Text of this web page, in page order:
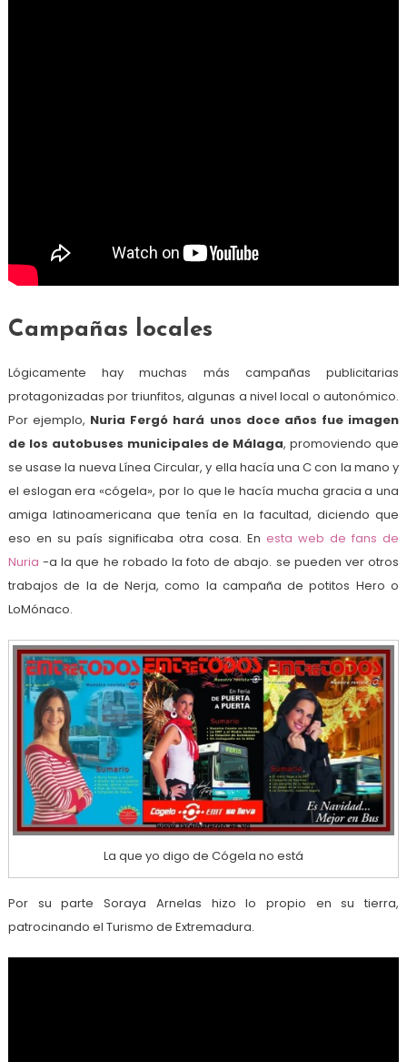
Campañas locales
Lógicamente hay muchas más campañas publicitarias
protagonizadas por triunfitos, algunas a nivel local o autonómico.
Por ejemplo, Nuria Fergó hará unos doce años fue imagen
de los autobuses municipales de Málaga, promoviendo que
se usase la nueva Línea Circular, y ella hacía una C con la mano y
el eslogan era «cógela», por lo que le hacía mucha gracia a una
amiga latinoamericana que tenía en la facultad, diciendo que
eso en su país significaba otra cosa. Enesta web de fans de
Nuria -a la que he robado la foto de abajo. se pueden ver otros
trabajos de la de Nerja, como la campaña de potitos Hero o
LoMónaco.
La que yo digo de Cógela no está
Por su parte Soraya Arnelas hizo lo propio en su tierra,
patrocinando el Turismo de Extremadura.